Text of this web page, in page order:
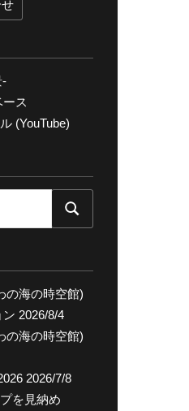
-
ス
(YouTube)
検
の海の時空館)
ン 2026/8/4
の海の時空館)
2026/7/8
を見納め